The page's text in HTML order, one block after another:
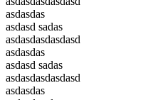
asdasdas
asdasd sadas
asdasdasdasdasd
asdasdas
asdasd sadas
asdasdasdasdasd
asdasdas